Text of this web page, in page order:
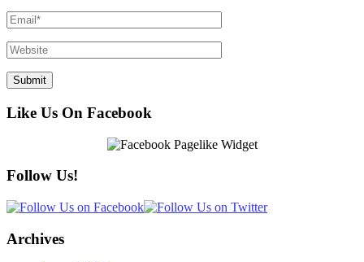
Like Us On Facebook
Follow Us!
Archives